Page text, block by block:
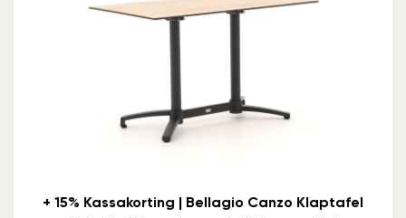
+ 15% Kassakorting | Bellagio Canzo Klaptafel